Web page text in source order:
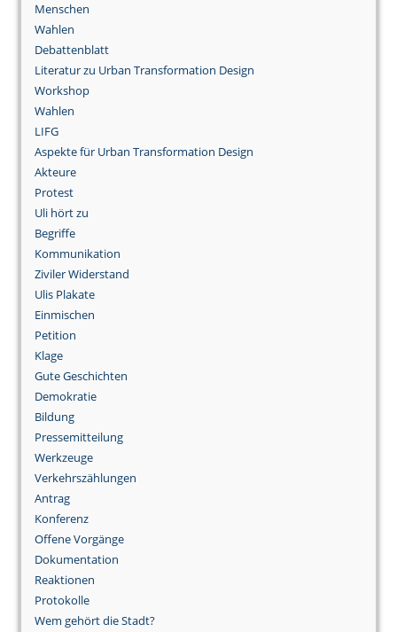
Menschen
Wahlen
Debattenblatt
Literatur zu Urban Transformation Design
Workshop
Wahlen
LIFG
Aspekte für Urban Transformation Design
Akteure
Protest
Uli hört zu
Begriffe
Kommunikation
Ziviler Widerstand
Ulis Plakate
Einmischen
Petition
Klage
Gute Geschichten
Demokratie
Bildung
Pressemitteilung
Werkzeuge
Verkehrszählungen
Antrag
Konferenz
Offene Vorgänge
Dokumentation
Reaktionen
Protokolle
Wem gehört die Stadt?